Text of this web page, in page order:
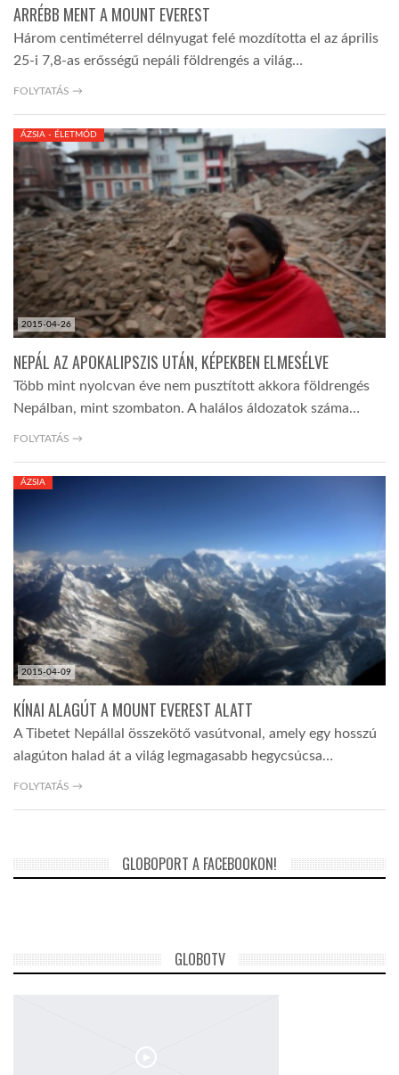
ARRÉBB MENT A MOUNT EVEREST
Három centiméterrel délnyugat felé mozdította el az április
25-i 7,8-as erősségű nepáli földrengés a világ…
FOLYTATÁS →
2015-04-26
ÁZSIA - ÉLETMÓD
NEPÁL AZ APOKALIPSZIS UTÁN, KÉPEKBEN ELMESÉLVE
Több mint nyolcvan éve nem pusztított akkora földrengés
Nepálban, mint szombaton. A halálos áldozatok száma…
FOLYTATÁS →
2015-04-09
ÁZSIA
KÍNAI ALAGÚT A MOUNT EVEREST ALATT
A Tibetet Nepállal összekötő vasútvonal, amely egy hosszú
alagúton halad át a világ legmagasabb hegycsúcsa…
FOLYTATÁS →
GLOBOPORT A FACEBOOKON!
GLOBOTV